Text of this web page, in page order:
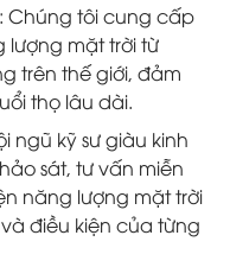
Chúng tôi cung cấp
mặt trời từ
trên thế giới, đảm
thọ lâu dài.
ngũ kỹ sư giàu kinh
sát, tư vấn miễn
năng lượng mặt trời
điều kiện của từng